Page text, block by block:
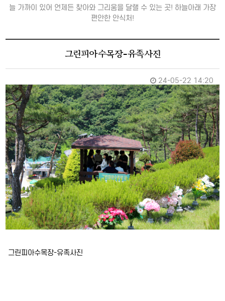
늘 가까이 있어 언제든 찾아와 그리움을 달랠 수 있는 곳! 하늘아래 가장
편안한 안식처!
그린피아수목장-유족사진
24-05-22 14:20
그린피아수목장-유족사진